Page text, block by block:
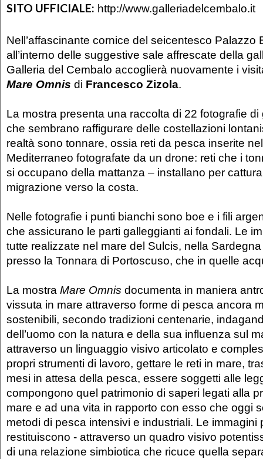
SITO UFFICIALE: http://www.galleriadelcembalo.it
Nell’affascinante cornice del seicentesco Palazzo
all’interno delle suggestive sale affrescate della
Galleria del Cembalo accoglierà nuovamente i
Mare Omnis di Francesco Zizola.
La mostra presenta una raccolta di 22 fotografie di
che sembrano raffigurare delle costellazioni
realtà sono tonnare, ossia reti da pesca inserite
Mediterraneo fotografate da un drone: reti che i
si occupano della mattanza – installano per
migrazione verso la costa.
Nelle fotografie i punti bianchi sono boe e i fili
che assicurano le parti galleggianti ai fondali. Le
tutte realizzate nel mare del Sulcis, nella
presso la Tonnara di Portoscuso, che in quelle
La mostra Mare Omnis documenta in maniera
vissuta in mare attraverso forme di pesca ancora
sostenibili, secondo tradizioni centenarie,
dell’uomo con la natura e della sua influenza sul
attraverso un linguaggio visivo articolato e
propri strumenti di lavoro, gettare le reti in mare,
mesi in attesa della pesca, essere soggetti alle
compongono quel patrimonio di saperi legati alla
mare e ad una vita in rapporto con esso che oggi
metodi di pesca intensivi e industriali. Le immagini
restituiscono - attraverso un quadro visivo
di una relazione simbiotica che ricuce quella